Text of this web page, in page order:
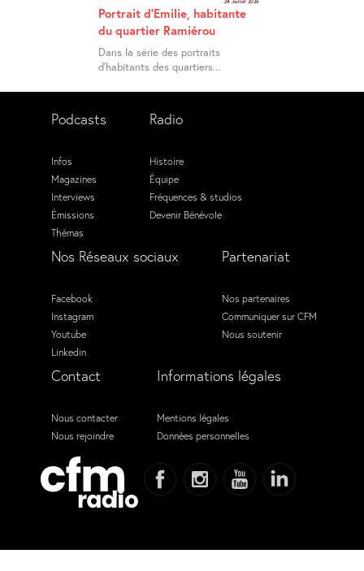
24 Juillet 2026
Portrait d’Emilie, habitante
du quartier Ramiérou
Dans la série des portraits
d’habitants des quartiers...
Podcasts
Infos
Magazines
Interviews
Émissions
Thémas
Radio
Histoire
Équipe
Fréquences & studios
Devenir Bénévole
Nos Réseaux sociaux
Facebook
Instagram
Youtube
Linkedin
Partenariat
Nos partenaires
Communiquer sur CFM
Nous soutenir
Contact
Nous contacter
Nous rejoindre
Informations légales
Mentions légales
Données personnelles